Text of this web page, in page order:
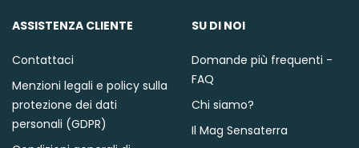
ASSISTENZA CLIENTE
Contattaci
Menzioni legali e policy sulla
protezione dei dati
personali (GDPR)
SU DI NOI
Domande più frequenti -
FAQ
Chi siamo?
Il Mag Sensaterra